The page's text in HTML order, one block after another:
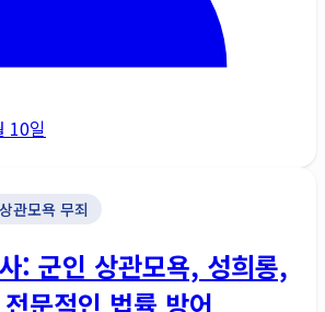
10일
상관모욕 무죄
: 군인 상관모욕, 성희롱,
문적인 법률 방어